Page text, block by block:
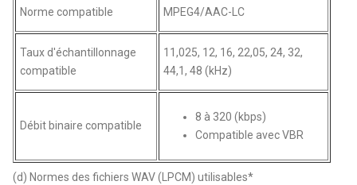
Norme compatible MPEG4/AAC-LC
Taux d'échantillonnage
compatible
11,025, 12, 16, 22,05, 24, 32,
44,1, 48 (kHz)
Débit binaire compatible
8 à 320 (kbps)
Compatible avec VBR
(d) Normes des fichiers WAV (LPCM) utilisables*